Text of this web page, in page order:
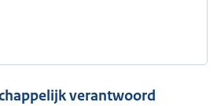
verantwoord